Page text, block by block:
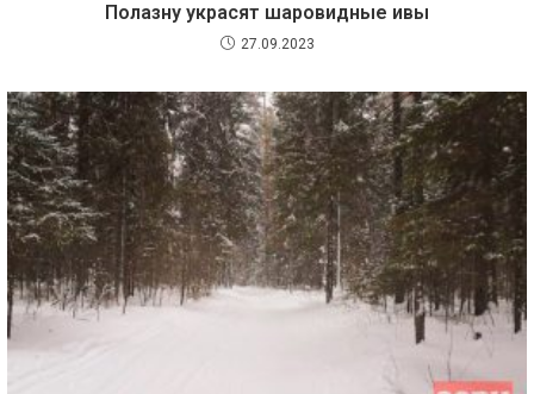
Полазну украсят шаровидные ивы
27.09.2023